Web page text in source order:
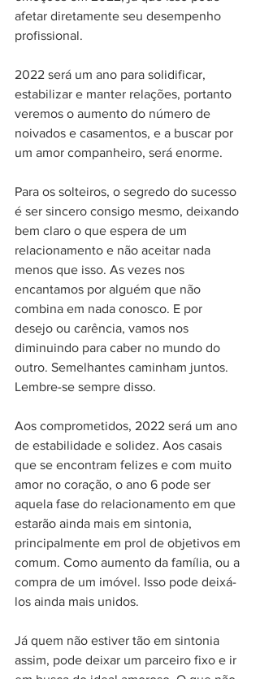
afetar diretamente seu desempenho
profissional.
2022 será um ano para solidificar,
estabilizar e manter relações, portanto
veremos o aumento do número de
noivados e casamentos, e a buscar por
um amor companheiro, será enorme.
Para os solteiros, o segredo do sucesso
é ser sincero consigo mesmo, deixando
bem claro o que espera de um
relacionamento e não aceitar nada
menos que isso. As vezes nos
encantamos por alguém que não
combina em nada conosco. E por
desejo ou carência, vamos nos
diminuindo para caber no mundo do
outro. Semelhantes caminham juntos.
Lembre-se sempre disso.
Aos comprometidos, 2022 será um ano
de estabilidade e solidez. Aos casais
que se encontram felizes e com muito
amor no coração, o ano 6 pode ser
aquela fase do relacionamento em que
estarão ainda mais em sintonia,
principalmente em prol de objetivos em
comum. Como aumento da família, ou a
compra de um imóvel. Isso pode deixá-
los ainda mais unidos.
Já quem não estiver tão em sintonia
assim, pode deixar um parceiro fixo e ir